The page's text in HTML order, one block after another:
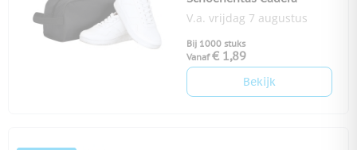
V.a. vrijdag 7 augustus
Bij 1000 stuks
Vanaf € 1,89
Bekijk